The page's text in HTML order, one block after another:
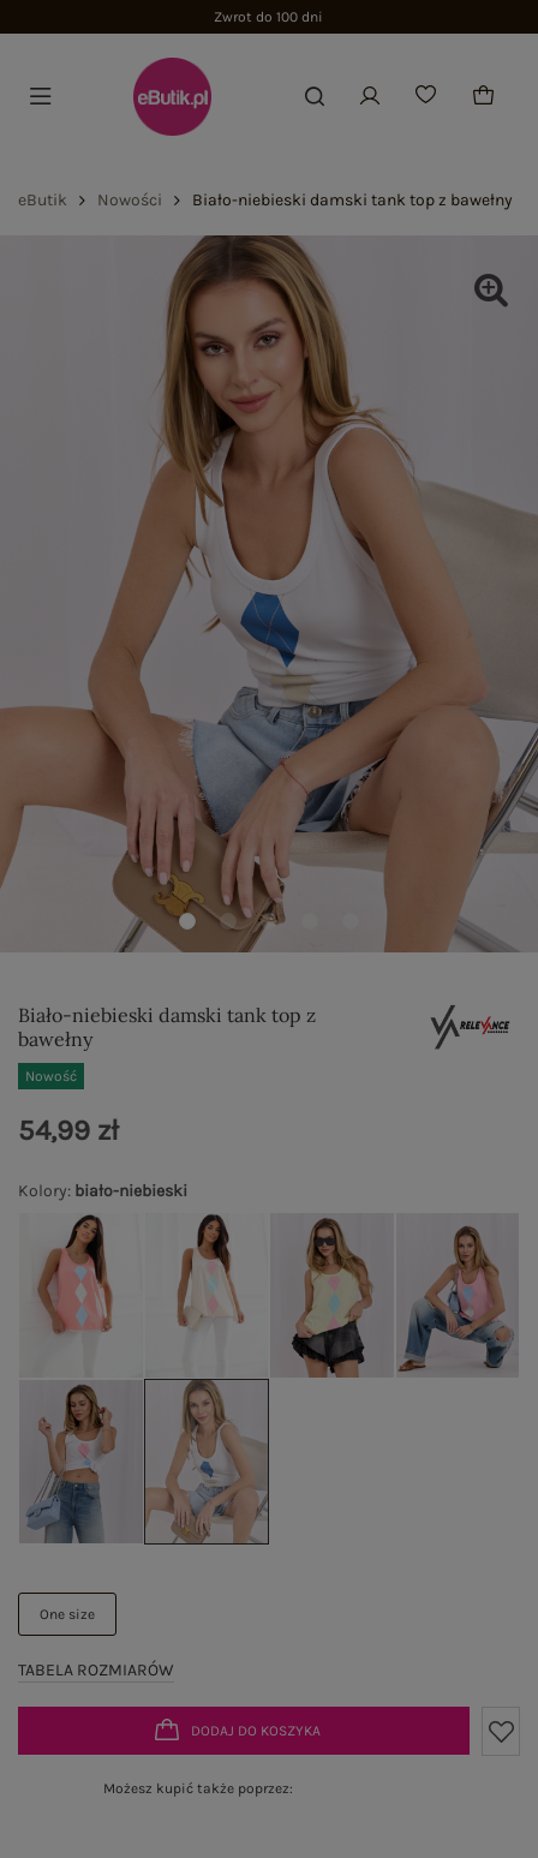
Zwrot do 100 dni
eButik Nowości Biało-niebieski damski tank top z bawełny
Biało-niebieski damski tank top z
bawełny
Nowość
Kolory: biało-niebieski
One size
TABELA ROZMIARÓW
54,99 zł
DODAJ DO KOSZYKA
Możesz kupić także poprzez: